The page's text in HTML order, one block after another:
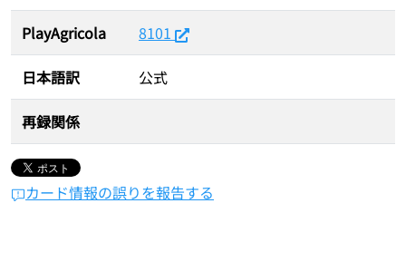
PlayAgricola 8101
日本語訳 公式
再録関係
カード情報の誤りを報告する